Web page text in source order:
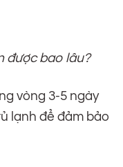
được bao lâu?
vòng 3-5 ngày
lạnh để đảm bảo